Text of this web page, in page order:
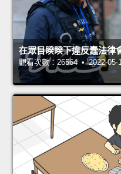
在眾目睽睽下違反蠢法律
觀看次數：26564 • 2022-05-